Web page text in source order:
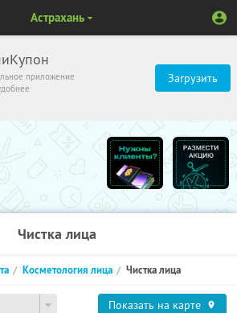
приложение
Загрузить
Астрахань
Чистка лица
Косметология лица Чистка лица
Показать на карте